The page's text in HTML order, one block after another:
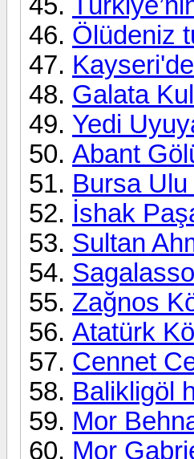
Ölüdeniz
Galata
Yedi
Abant
Bursa
İshak
Sultan
Zağnos
Atatürk
Cennet
Balikligöl
Mor
Mor